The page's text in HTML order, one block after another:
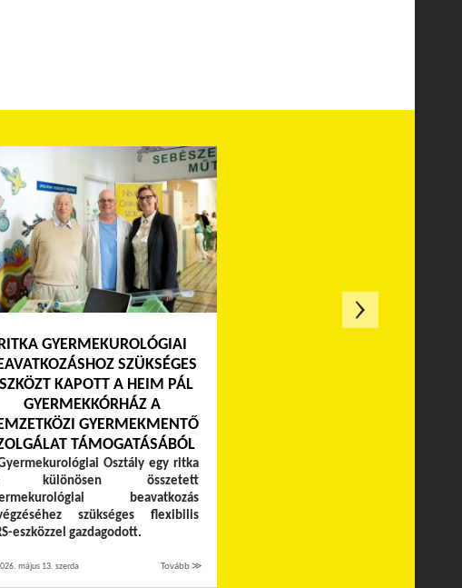
GYERMEKUROLÓGIAI
SZÜKSÉGES
KAPOTT A HEIM PÁL
GYERMEKKÓRHÁZ A
GYERMEKMENTŐ
TÁMOGATÁSÁBÓL
Osztály egy ritka
különösen összetett
beavatkozás
szükséges flexibilis
eszközzel gazdagodott.
május 13. szerda Tovább ≫